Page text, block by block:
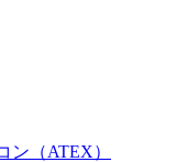
ン（ATEX）